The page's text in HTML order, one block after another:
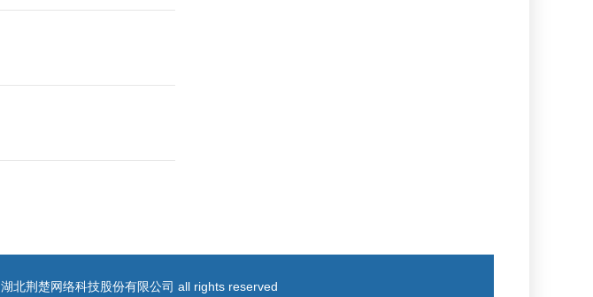
北荆楚网络科技股份有限公司 all rights reserved